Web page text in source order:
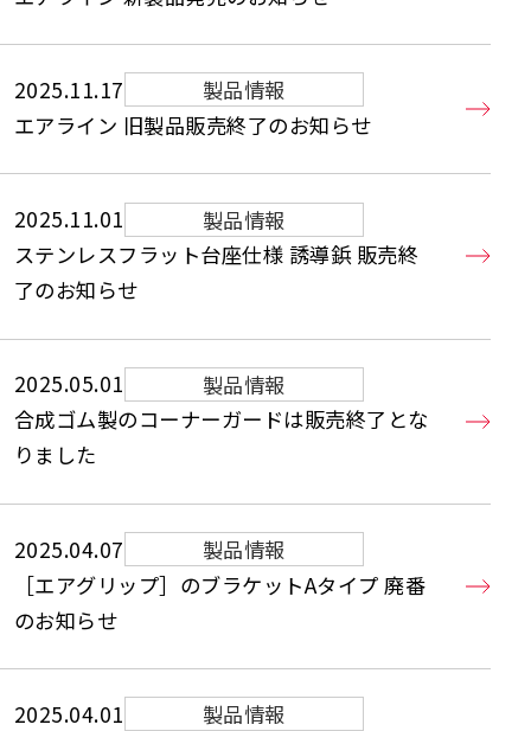
2025.11.17
製品情報
エアライン 旧製品販売終了のお知らせ
2025.11.01
製品情報
ステンレスフラット台座仕様 誘導鋲 販売終
了のお知らせ
2025.05.01
製品情報
合成ゴム製のコーナーガードは販売終了とな
りました
2025.04.07
製品情報
［エアグリップ］のブラケットAタイプ 廃番
のお知らせ
2025.04.01
製品情報